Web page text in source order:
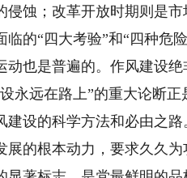
侵蚀；改革开放时期则是
的“四大考验”和“四种危
动也是普遍的。作风建设
永远在路上”的重大论断
设的科学方法和必由之路
的根本动力，要求久久为